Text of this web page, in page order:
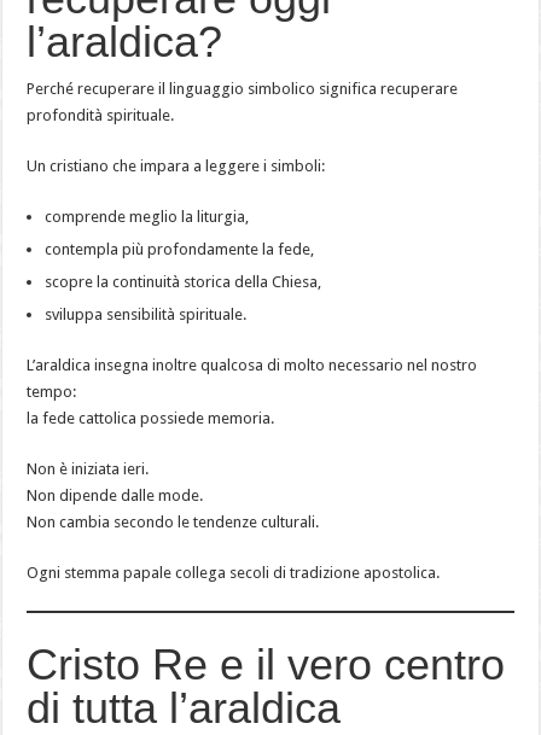
l’araldica?
Perché recuperare il linguaggio simbolico significa recuperare
profondità spirituale.
Un cristiano che impara a leggere i simboli:
comprende meglio la liturgia,
contempla più profondamente la fede,
scopre la continuità storica della Chiesa,
sviluppa sensibilità spirituale.
L’araldica insegna inoltre qualcosa di molto necessario nel nostro
tempo:
la fede cattolica possiede memoria.
Non è iniziata ieri.
Non dipende dalle mode.
Non cambia secondo le tendenze culturali.
Ogni stemma papale collega secoli di tradizione apostolica.
Cristo Re e il vero centro
di tutta l’araldica